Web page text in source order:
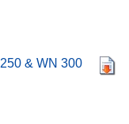
& WN 300